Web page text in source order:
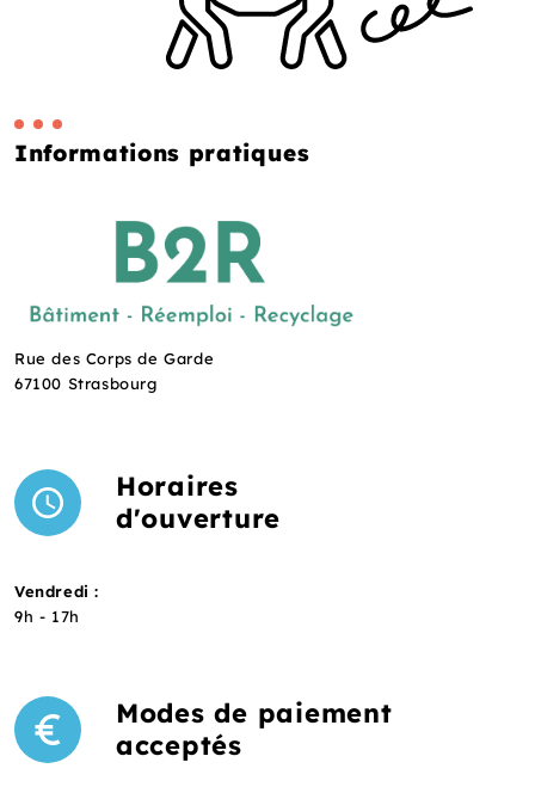
Informations pratiques
Rue des Corps de Garde
67100 Strasbourg
Horaires
d'ouverture
Vendredi :
9h - 17h
Modes de paiement
acceptés